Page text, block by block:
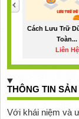
Cách Lưu Trữ
Toàn...
Liên Hệ
THÔNG TIN
Với khái niệm và